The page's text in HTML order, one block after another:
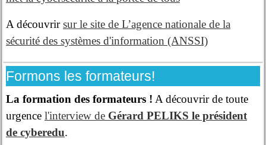
A découvrirsur le site de L’agence nationale de la
sécurité des systèmes d'information (ANSSI)
Formons les formateurs!
La formation des formateurs ! A découvrir de toute
urgence l'interview de Gérard PELIKS le président
de cyberedu.